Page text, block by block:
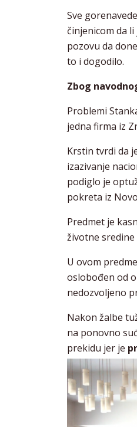
Sve
činjenicom da
pozovu da
to i dogodilo.
Zbog
Problemi
jedna firma iz
Krstin tvrdi da
izazivanje
podiglo je
pokreta iz
Predmet je
životne sredine
U ovom
oslobođen od
nedozvoljeno
Nakon žalbe
na ponovno
prekidu jer je